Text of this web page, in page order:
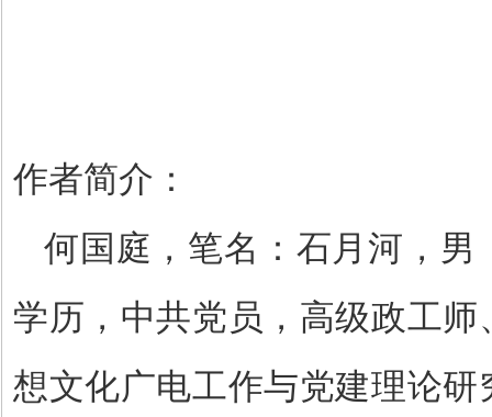
作者简介：
何国庭，笔名：石月河，男
学历，中共党员，高级政工
想文化广电工作与党建理论